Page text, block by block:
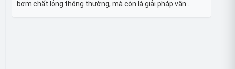
bơm chất lỏng thông thường, mà còn là giải pháp vận